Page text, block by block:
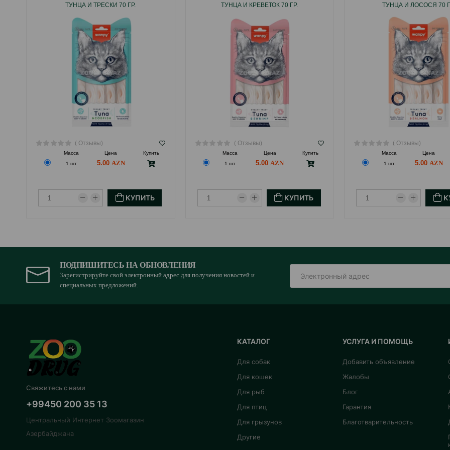
ТУНЦА И ТРЕСКИ 70 ГР.
( Отзывы)
Масса Цена
Купить
1 шт
5.00
КУПИТЬ
ТУНЦА И КРЕВЕТОК 70 ГР.
( Отзывы)
Масса Цена
Купить
1 шт
5.00
КУПИТЬ
ТУНЦА И ЛОСОСЯ 70
( Отзывы)
Масса Цена
1 шт
5.00
ПОДПИШИТЕСЬ НА ОБНОВЛЕНИЯ
Зарегистрируйте свой электронный адрес для получения новостей и
специальных предложений.
Свяжитесь с нами
+99450 200 35 13
Центральный Интернет Зоомагазин
Азербайджана
КАТАЛОГ
Для собак
Для кошек
Для рыб
Для птиц
Для грызунов
Другие
УСЛУГА И ПОМОЩЬ
Добавить объявление
Жалобы
Блог
Гарантия
Благотварительность